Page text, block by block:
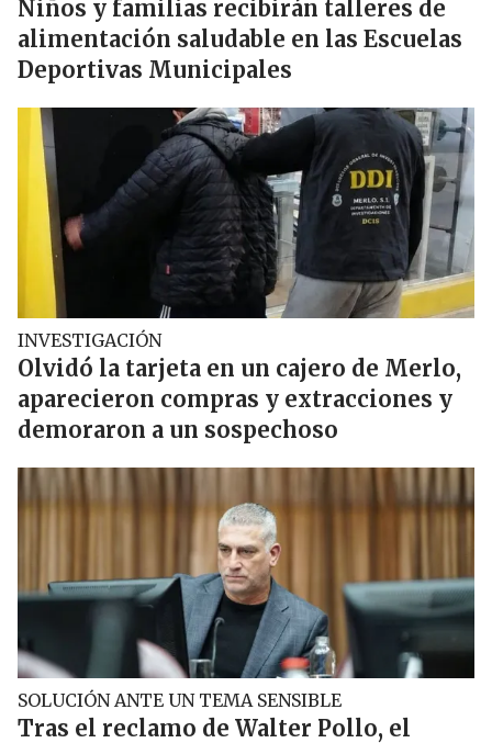
Niños y familias recibirán talleres de
alimentación saludable en las Escuelas
Deportivas Municipales
INVESTIGACIÓN
Olvidó la tarjeta en un cajero de Merlo,
aparecieron compras y extracciones y
demoraron a un sospechoso
SOLUCIÓN ANTE UN TEMA SENSIBLE
Tras el reclamo de Walter Pollo, el